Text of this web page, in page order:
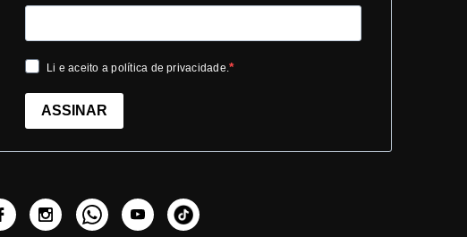
Li e aceito a política de privacidade.
ASSINAR